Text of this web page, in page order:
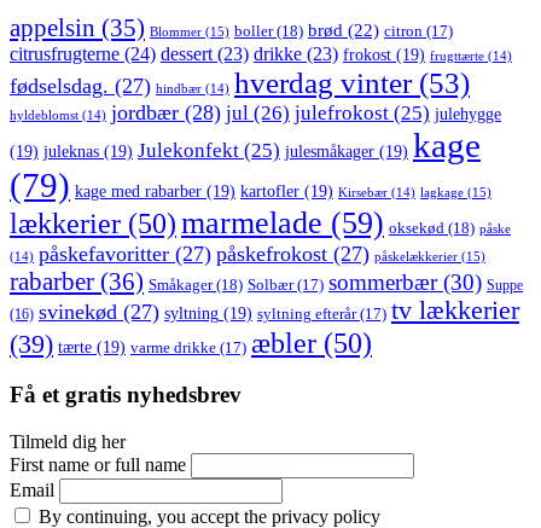
appelsin (35) Blommer (15) boller(18) brød (22) citron (17)
citrusfrugterne (24) dessert (23) drikke (23) frokost (19) frugttærte (14)
fødselsdag. (27) hindbær (14) hverdag vinter(53)
hyldeblomst (14) jordbær (28) jul (26) julefrokost (25) julehygge
(19) juleknas (19) Julekonfekt (25) julesmåkager (19) kage
(79) kage med rabarber (19) kartofler (19) Kirsebær (14) lagkage (15)
lækkerier (50)marmelade (59) oksekød (18) påske
(14) påskefavoritter (27) påskefrokost (27) påskelækkerier (15)
rabarber (36) Småkager(18) Solbær(17) sommerbær(30) Suppe
(16) svinekød (27) syltning (19) syltning efterår(17) tv lækkerier
(39) tærte (19) varme drikke (17) æbler (50)
Få et gratis nyhedsbrev
Tilmeld dig her
First name or full name
Email
By continuing, you accept the privacy policy